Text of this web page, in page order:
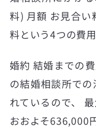
料) 月額 お見合
料という4つの費
婚約 結婚までの
の結婚相談所で
れているので、
おおよそ636,000